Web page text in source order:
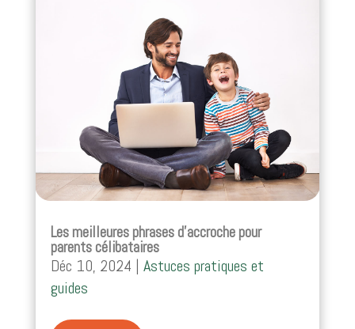
Les meilleures phrases d’accroche pour
parents célibataires
Déc 10, 2024 | Astuces pratiques et
guides